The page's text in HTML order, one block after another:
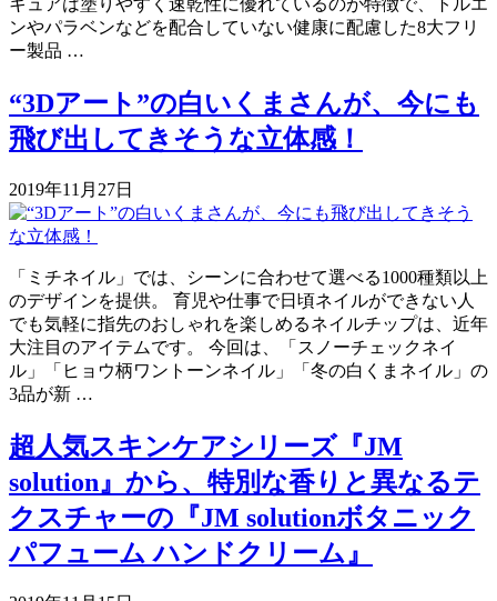
ンやパラベンなどを配合していない健康に配慮した8大フリ
ー製品 …
“3Dアート”の白いくまさんが、今にも
飛び出してきそうな立体感！
2019年11月27日
「ミチネイル」では、シーンに合わせて選べる1000種類以上
のデザインを提供。 育児や仕事で日頃ネイルができない人
でも気軽に指先のおしゃれを楽しめるネイルチップは、近年
大注目のアイテムです。 今回は、「スノーチェックネイ
ル」「ヒョウ柄ワントーンネイル」「冬の白くまネイル」の
3品が新 …
超人気スキンケアシリーズ『JM
solution』から、特別な香りと異なるテ
クスチャーの『JM solutionボタニック
パフューム ハンドクリーム』